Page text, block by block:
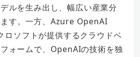
ルを生み出し、幅広い産業分
す。一方、Azure OpenAI
ロソフトが提供するクラウドベ
ォームで、OpenAIの技術を独